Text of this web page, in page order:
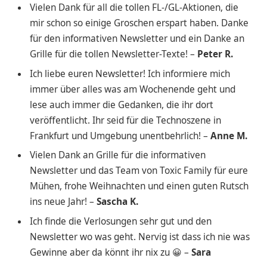
Vielen Dank für all die tollen FL-/GL-Aktionen, die
mir schon so einige Groschen erspart haben. Danke
für den informativen Newsletter und ein Danke an
Grille für die tollen Newsletter-Texte! – Peter R.
Ich liebe euren Newsletter! Ich informiere mich
immer über alles was am Wochenende geht und
lese auch immer die Gedanken, die ihr dort
veröffentlicht. Ihr seid für die Technoszene in
Frankfurt und Umgebung unentbehrlich! – Anne M.
Vielen Dank an Grille für die informativen
Newsletter und das Team von Toxic Family für eure
Mühen, frohe Weihnachten und einen guten Rutsch
ins neue Jahr! – Sascha K.
Ich finde die Verlosungen sehr gut und den
Newsletter wo was geht. Nervig ist dass ich nie was
Gewinne aber da könnt ihr nix zu 😀 – Sara